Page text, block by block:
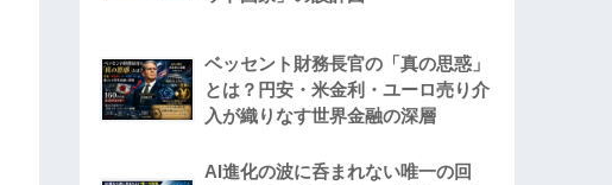
ベッセント財務長官の「真の思惑」
とは？円安・米金利・ユーロ売り介
入が織りなす世界金融の深層
AI進化の波に呑まれない唯一の回